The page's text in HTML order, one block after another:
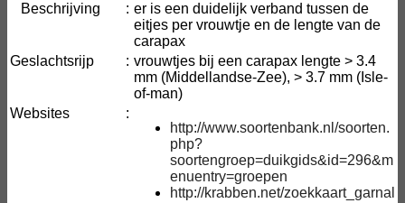
Beschrijving
: er is een duidelijk verband tussen de
eitjes per vrouwtje en de lengte van de
carapax
Geslachtsrijp
: vrouwtjes bij een carapax lengte > 3.4
mm (Middellandse-Zee), > 3.7 mm (Isle-
of-man)
Websites
:
http://www.soortenbank.nl/soorten.
php?
soortengroep=duikgids&id=296&m
enuentry=groepen
http://krabben.net/zoekkaart_garnal